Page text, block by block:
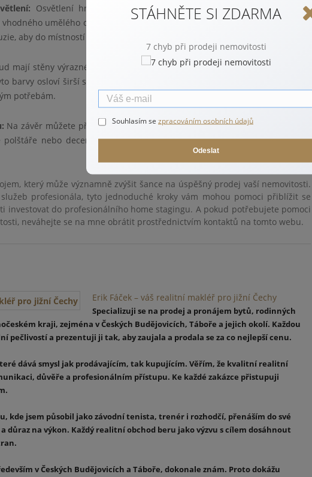
Osvětlení hraje zásadní roli v tom, jak prostor vypadá. Použijte
umělého osvětlení, abyste vytvořili příjemnou atmosféru. Pokud je
aby do místností proudilo co nejvíce denního světla.
mají stěny výrazné barvy, je vhodné je přemalovat na neutrální tóny, jako
barvy osloví širší spektrum kupujících a umožní jim lépe si představit, jak
potřebám.
Na závěr můžete přidat několik dekorativních prvků, které zvýší přitažlivost
polštáře nebo decentní obrazy mohou místnosti dodat šmrnc a zanechat
který může významně zvýšit šance na úspěšný prodej vaší nemovitosti.
profesionála, tyto jednoduché kroky vám mohou pomoci přiblížit se
investovat do profesionálního home stagingu. A pokud potřebujete pomoci
neváhejte se na mne obrátit prostřednictvím kontaktů na tomto webu.
Erik Fáček – váš realitní makléř pro jižní Čechy
Specializuji se na prodej a pronájem bytů, rodinných
kraji, zejména v Českých Budějovicích, Táboře a jejich okolí. Každou
pečlivostí a prezentuji ji tak, aby zaujala a prodala se za co nejlepší cenu.
dává smysl jak prodávajícím, tak kupujícím. Věřím, že kvalitní realitní
důvěře a profesionálním přístupu. Ke každé zakázce přistupuji
kde jsem působil jako závodní tenista, trenér i rozhodčí, přenáším do své
důraz na výkon. Každý realitní obchod beru jako výzvu s cílem dosáhnout
v Českých Budějovicích a Táboře, dokonale znám. Proto dokážu
STÁHNĚTE SI ZDARMA
7 chyb při prodeji nemovitosti
Souhlasím se zpracováním osobních údajů
Odeslat